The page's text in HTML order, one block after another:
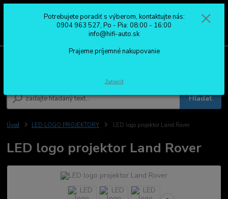
Hľadať
0904 963 527
Po - Pia: 08:00 - 16:00
Úvod LED LOGO PROJEKTORY LED logo projektor Land Rover
LED logo projektor Land Rover
Potrebujete poradiť s výberom, kontaktujte nás:
0904 963 527, Po - Pia: 08:00 - 16:00
info@hifi-auto.sk
Prajeme príjemné nakupovanie
Zatvoriť